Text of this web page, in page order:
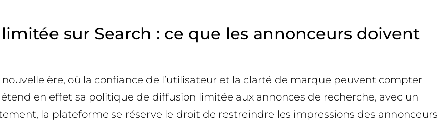
sur Search : ce que les annonceurs doivent
ère, où la confiance de l’utilisateur et la clarté de marque peuvent compter
en effet sa politique de diffusion limitée aux annonces de recherche, avec un
la plateforme se réserve le droit de restreindre les impressions des annonceurs